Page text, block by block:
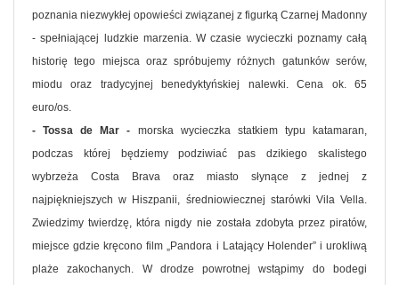
poznania niezwykłej opowieści związanej z figurką Czarnej Madonny
- spełniającej ludzkie marzenia. W czasie wycieczki poznamy całą
historię tego miejsca oraz spróbujemy różnych gatunków serów,
miodu oraz tradycyjnej benedyktyńskiej nalewki. Cena ok. 65
euro/os.
- Tossa de Mar - morska wycieczka statkiem typu katamaran,
podczas której będziemy podziwiać pas dzikiego skalistego
wybrzeża Costa Brava oraz miasto słynące z jednej z
najpiękniejszych w Hiszpanii, średniowiecznej starówki Vila Vella.
Zwiedzimy twierdzę, która nigdy nie została zdobyta przez piratów,
miejsce gdzie kręcono film „Pandora i Latający Holender” i urokliwą
plaże zakochanych. W drodze powrotnej wstąpimy do bodegi